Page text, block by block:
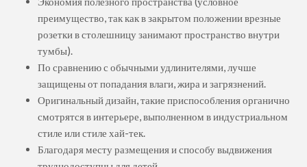
преимущество, так как в закрытом положении врезные
розетки в столешницу занимают пространство внутри
тумбы).
По сравнению с обычными удлинителями, лучше
защищены от попадания влаги, жира и загрязнений.
Оригинальный дизайн, такие приспособления органично
смотрятся в интерьере, выполненном в индустриальном
стиле или стиле хай-тек.
Благодаря месту размещения и способу выдвижения